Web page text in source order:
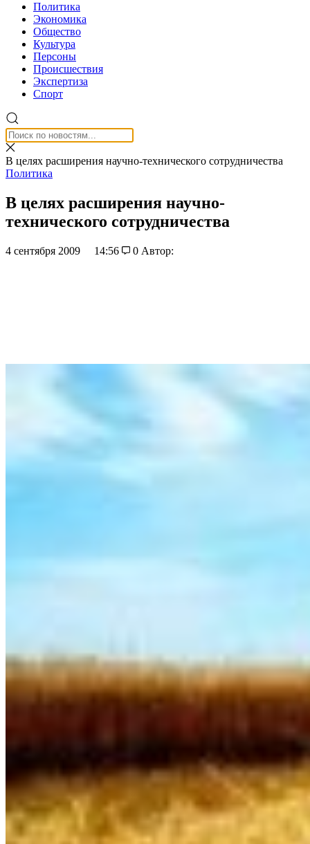
Политика
Экономика
Общество
Культура
Персоны
Происшествия
Экспертиза
Спорт
В целях расширения научно-технического сотрудничества
Политика
В целях расширения научно-
технического сотрудничества
4 сентября 2009 14:56 0 Автор: